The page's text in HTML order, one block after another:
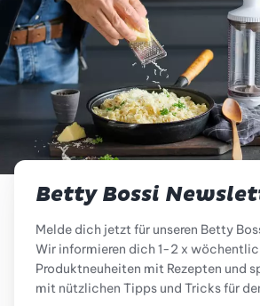
Betty Bossi
Melde dich jetzt für unseren Betty
Wir informieren dich 1-2 x
Produktneuheiten mit Rezepten und
mit nützlichen Tipps und Tricks für